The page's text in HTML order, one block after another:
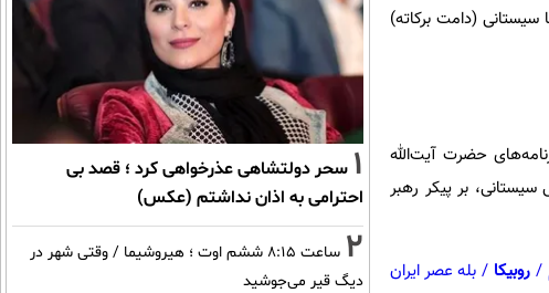
(دامت برکاته)
حضرت آیت‌الله
بر پیکر رهبر
/ روبیکا / بله عصر ایران
1 سحر دولتشاهی عذرخواهی کرد ؛ قصد بی
احترامی به اذان نداشتم (عکس)
2
ساعت ۸:۱۵ ششم اوت ؛ هیروشیما / وقتی شهر در
دیگ قیر می‌جوشید